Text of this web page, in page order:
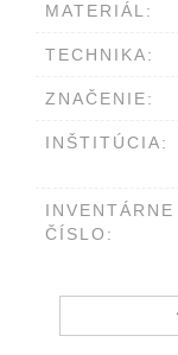
MATERIÁL:
TECHNIKA:
ZNAČENIE:
INŠTITÚCIA:
INVENTÁRNE
ČÍSLO: